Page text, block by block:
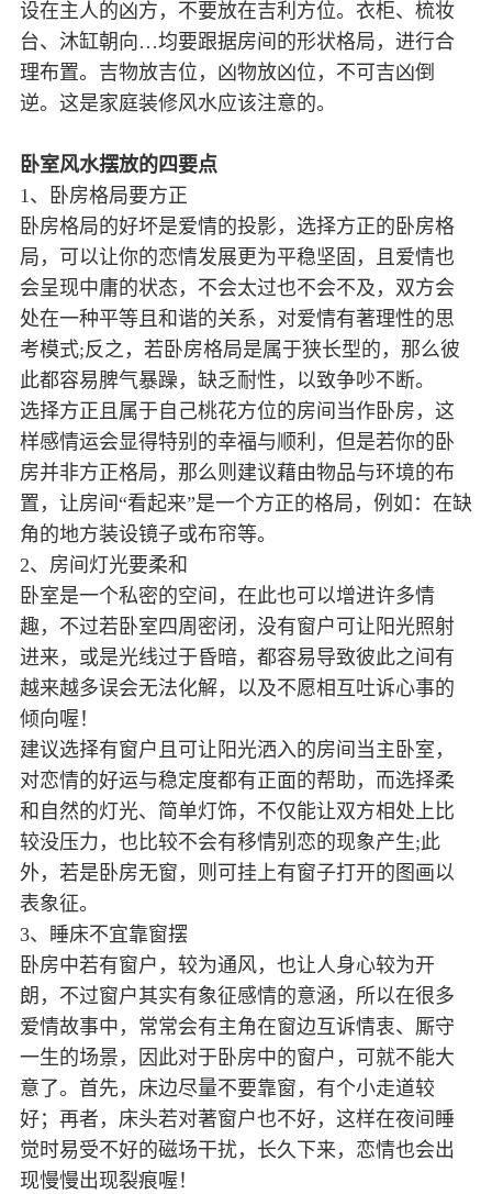
设在主人的凶方，不要放在吉利方位。衣柜、梳妆
台、沐缸朝向…均要跟据房间的形状格局，进行合
理布置。吉物放吉位，凶物放凶位，不可吉凶倒
逆。这是家庭装修风水应该注意的。
卧室风水摆放的四要点
1、卧房格局要方正
卧房格局的好坏是爱情的投影，选择方正的卧房格
局，可以让你的恋情发展更为平稳坚固，且爱情也
会呈现中庸的状态，不会太过也不会不及，双方会
处在一种平等且和谐的关系，对爱情有著理性的思
考模式;反之，若卧房格局是属于狭长型的，那么彼
此都容易脾气暴躁，缺乏耐性，以致争吵不断。
选择方正且属于自己桃花方位的房间当作卧房，这
样感情运会显得特别的幸福与顺利，但是若你的卧
房并非方正格局，那么则建议藉由物品与环境的布
置，让房间“看起来”是一个方正的格局，例如：在缺
角的地方装设镜子或布帘等。
2、房间灯光要柔和
卧室是一个私密的空间，在此也可以增进许多情
趣，不过若卧室四周密闭，没有窗户可让阳光照射
进来，或是光线过于昏暗，都容易导致彼此之间有
越来越多误会无法化解，以及不愿相互吐诉心事的
倾向喔！
建议选择有窗户且可让阳光洒入的房间当主卧室，
对恋情的好运与稳定度都有正面的帮助，而选择柔
和自然的灯光、简单灯饰，不仅能让双方相处上比
较没压力，也比较不会有移情别恋的现象产生;此
外，若是卧房无窗，则可挂上有窗子打开的图画以
表象征。
3、睡床不宜靠窗摆
卧房中若有窗户，较为通风，也让人身心较为开
朗，不过窗户其实有象征感情的意涵，所以在很多
爱情故事中，常常会有主角在窗边互诉情衷、厮守
一生的场景，因此对于卧房中的窗户，可就不能大
意了。首先，床边尽量不要靠窗，有个小走道较
好；再者，床头若对著窗户也不好，这样在夜间睡
觉时易受不好的磁场干扰，长久下来，恋情也会出
现慢慢出现裂痕喔！